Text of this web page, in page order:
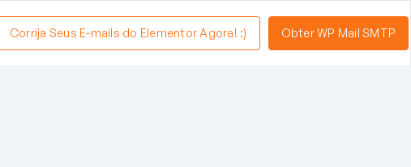
Corrija Seus E-mails do Elementor Agora! :) Obter WP Mail SMTP